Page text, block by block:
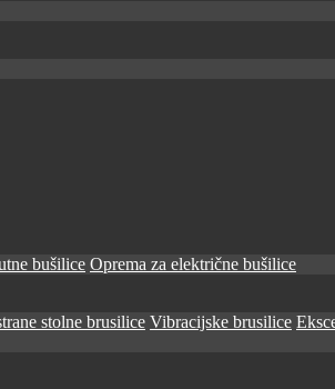
bušilice Oprema za električne bušilice
stolne brusilice Vibracijske brusilice